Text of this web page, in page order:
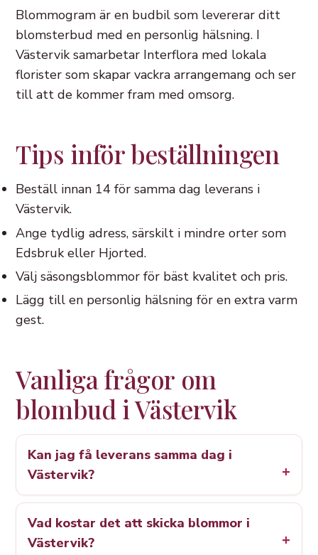
Blommogram är en budbil som levererar ditt
blomsterbud med en personlig hälsning. I
Västervik samarbetar Interflora med lokala
florister som skapar vackra arrangemang och ser
till att de kommer fram med omsorg.
Tips inför beställningen
Beställ innan 14 för samma dag leverans i
Västervik.
Ange tydlig adress, särskilt i mindre orter som
Edsbruk eller Hjorted.
Välj säsongsblommor för bäst kvalitet och pris.
Lägg till en personlig hälsning för en extra varm
gest.
Vanliga frågor om
blombud i Västervik
Kan jag få leverans samma dag i
Västervik?
Vad kostar det att skicka blommor i
Västervik?